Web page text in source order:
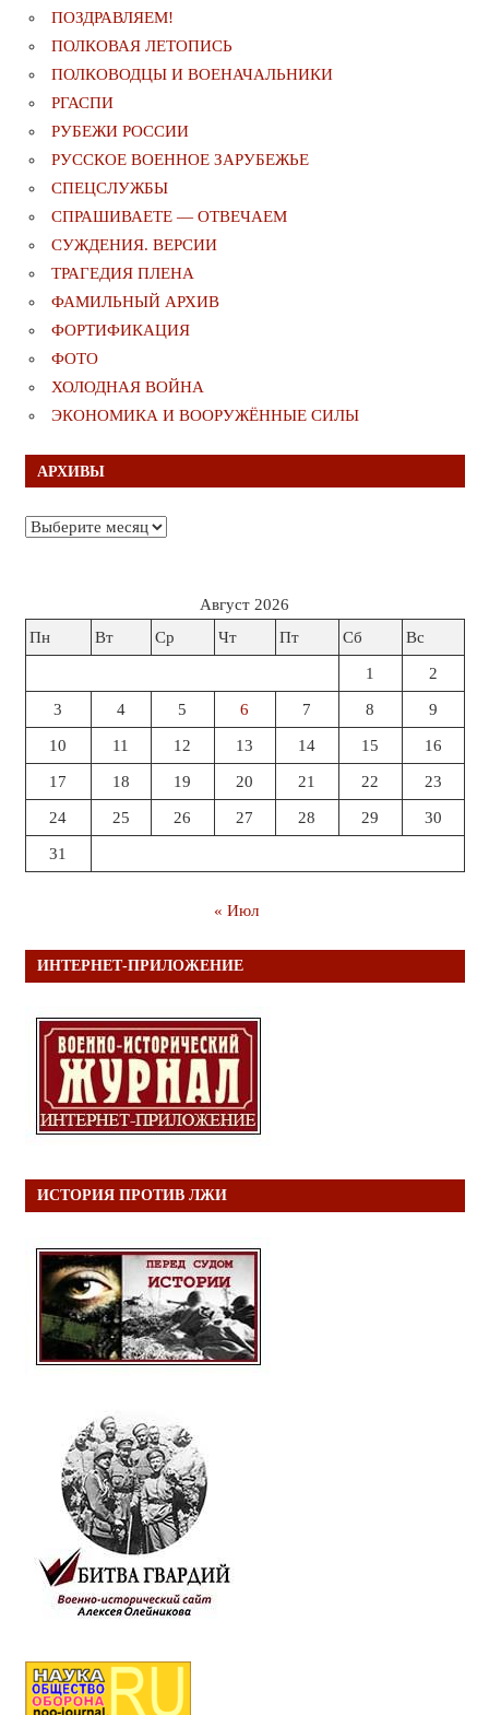
ПОЗДРАВЛЯЕМ!
ПОЛКОВАЯ ЛЕТОПИСЬ
ПОЛКОВОДЦЫ И ВОЕНАЧАЛЬНИКИ
РГАСПИ
РУБЕЖИ РОССИИ
РУССКОЕ ВОЕННОЕ ЗАРУБЕЖЬЕ
СПЕЦСЛУЖБЫ
СПРАШИВАЕТЕ — ОТВЕЧАЕМ
СУЖДЕНИЯ. ВЕРСИИ
ТРАГЕДИЯ ПЛЕНА
ФАМИЛЬНЫЙ АРХИВ
ФОРТИФИКАЦИЯ
ФОТО
ХОЛОДНАЯ ВОЙНА
ЭКОНОМИКА И ВООРУЖЁННЫЕ СИЛЫ
АРХИВЫ
Архивы
Август 2026
Пн
Вт Ср Чт Пт Сб Вс
1 2
3 4 5 6 7 8 9
10 11 12 13 14 15 16
17 18 19 20 21 22 23
24 25 26 27 28 29 30
31
« Июл
ИНТЕРНЕТ-ПРИЛОЖЕНИЕ
ИСТОРИЯ ПРОТИВ ЛЖИ